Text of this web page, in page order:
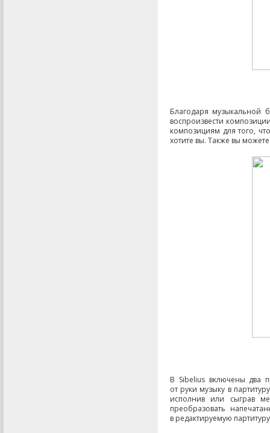
Благодаря музыкальной
воспроизвести
композициям для того,
хотите вы. Также вы
В Sibelius включены два
от руки музыку в
исполнив или сыграв
преобразовать
в редактируемую